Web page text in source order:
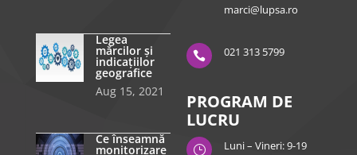
Legea
mărcilor și
indicațiilor
geografice
Aug 15, 2021
Ce înseamnă
monitorizare
marci@lupsa.ro
 021 313 5799
PROGRAM DE
LUCRU
} Luni – Vineri: 9-19